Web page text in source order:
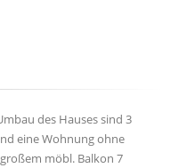
des Hauses sind 3
eine Wohnung ohne
möbl. Balkon 7